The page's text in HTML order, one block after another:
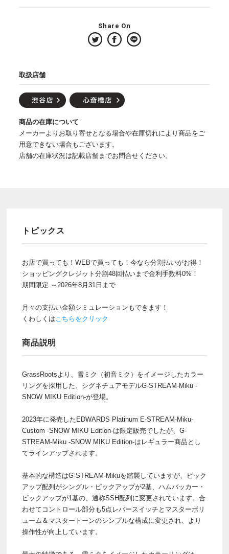
Share On
取扱店舗
商品の在庫について
メーカーよりお取り寄せとなる場合や在庫切れにより商品をご
用意できない場合もございます。
店舗の在庫状況は記載店舗までお問合せください。
トピックス
お店で買っても！WEBで買っても！今なら分割払いがお得！
ショッピングクレジット分割48回払いまで金利手数料0%！
期間限定 ～2026年8月31日まで
月々の支払い金額シミュレーションもできます！
くわしくはこちらをクリック
商品説明
GrassRootsより、雪ミク（初音ミク）をイメージしたカラー
リングを採用した、シグネチュアモデルG-STREAM-Miku -
SNOW MIKU Edition-が登場。
2023年に発売したEDWARDS Platinum E-STREAM-Miku-
Custom -SNOW MIKU Edition-は限定販売でしたが、G-
STREAM-Miku -SNOW MIKU Edition-はレギュラー商品とし
てラインアップされます。
基本的な構造はG-STREAM-Mikuを踏襲していますが、ピック
アップ配列がシングル・ピックアップが2基、ハムバッカー・
ピックアップが1基の、通称SSH配列に変更されています。合
わせてコントロール部分も5点レバースイッチとマスターボリ
ューム＆マスタートーンのシンプルな構成に変更され、より
操作性が向上しています。